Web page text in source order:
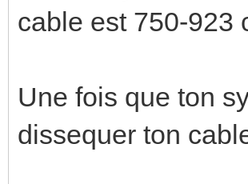
cable est 750-923
Une fois que ton
dissequer ton